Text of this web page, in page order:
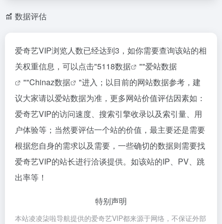
数据评估
爱奇艺VIP浏览人数已经达到3，如你需要查询该站的相
关权重信息，可以点击"5118数据 ""爱站数据
""Chinaz数据
"进入；以目前的网站数据参考，建
议大家请以爱站数据为准，更多网站价值评估因素如：
爱奇艺VIP的访问速度、搜索引擎收录以及索引量、用
户体验等；当然要评估一个站的价值，最主要还是需要
根据您自身的需求以及需要，一些确切的数据则需要找
爱奇艺VIP的站长进行洽谈提供。如该站的IP、PV、跳
出率等！
特别声明
本站凌凌柒啦导航提供的爱奇艺VIP都来源于网络，不保证外部